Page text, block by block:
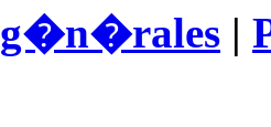
g�n�rales |